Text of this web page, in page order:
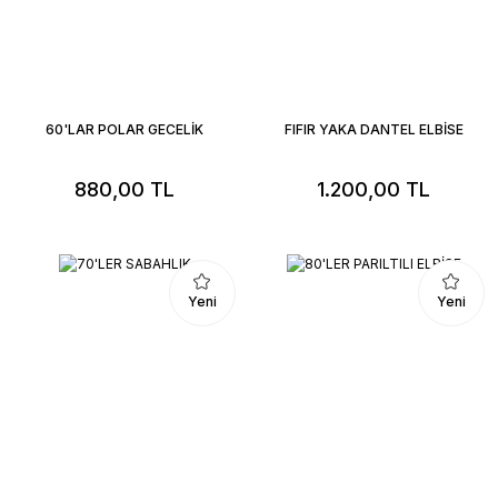
60'LAR POLAR GECELİK
880,00 TL
FIFIR YAKA DANTEL ELBİSE
1.200,00 TL
Yeni Yeni